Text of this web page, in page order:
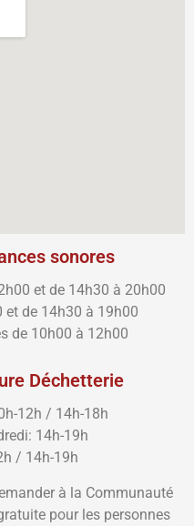
sonores
et de 14h30 à 20h00
et de 14h30 à 19h00
de 10h00 à 12h00
Déchetterie
12h / 14h-18h
14h-19h
/ 14h-19h
à la Communauté
pour les personnes